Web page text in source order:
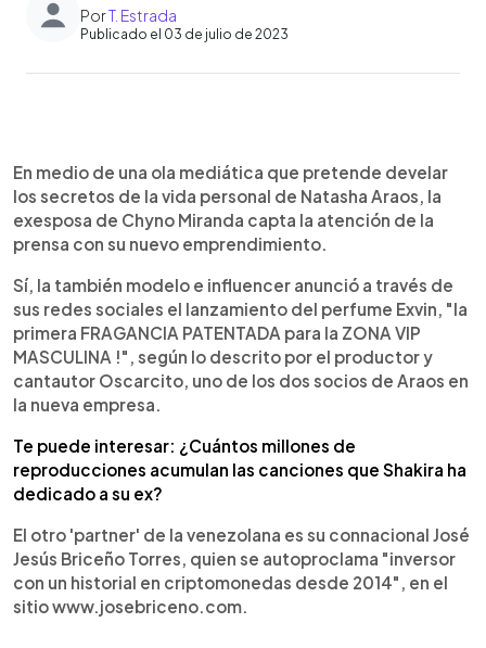
PorT. Estrada
Publicado el 03 de julio de 2023
► Escuchar artículo
En medio de una ola mediática que pretende develar
los secretos de la vida personal de Natasha Araos, la
exesposa de Chyno Miranda capta la atención de la
prensa con su nuevo emprendimiento.
Sí, la también modelo e influencer anunció a través de
sus redes sociales el lanzamiento del perfume Exvin, "la
primera FRAGANCIA PATENTADA para la ZONA VIP
MASCULINA !", según lo descrito por el productor y
cantautor Oscarcito, uno de los dos socios de Araos en
la nueva empresa.
Te puede interesar: ¿Cuántos millones de
reproducciones acumulan las canciones que Shakira ha
dedicado a su ex?
El otro 'partner' de la venezolana es su connacional José
Jesús Briceño Torres, quien se autoproclama "inversor
con un historial en criptomonedas desde 2014", en el
sitio www.josebriceno.com.